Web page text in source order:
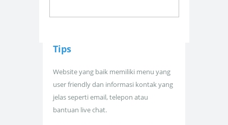
Tips
Website yang baik memiliki menu yang
user friendly dan informasi kontak yang
jelas seperti email, telepon atau
bantuan live chat.